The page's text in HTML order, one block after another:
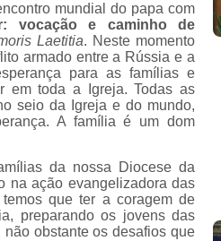
mundial do papa com
vocação e caminho de
Laetitia. Neste momento
armado entre a Rússia e a
para as famílias e
em toda a Igreja. Todas as
seio da Igreja e do mundo,
A família é um dom
da nossa Diocese da
na ação evangelizadora das
que ter a coragem de
preparando os jovens das
obstante os desafios que